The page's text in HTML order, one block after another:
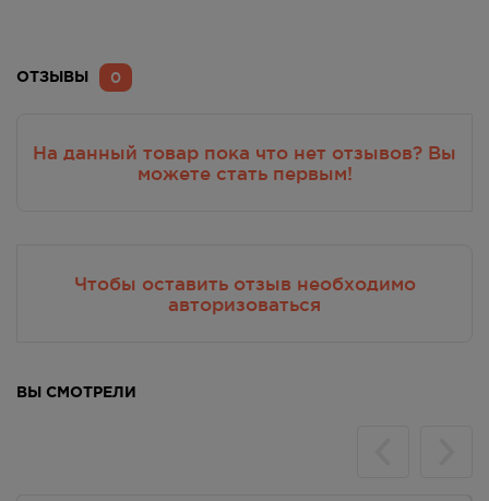
0
ОТЗЫВЫ
Чтобы оставить отзыв необходимо
авторизоваться
На данный товар пока что нет отзывов? Вы
можете стать первым!
ВЫ СМОТРЕЛИ